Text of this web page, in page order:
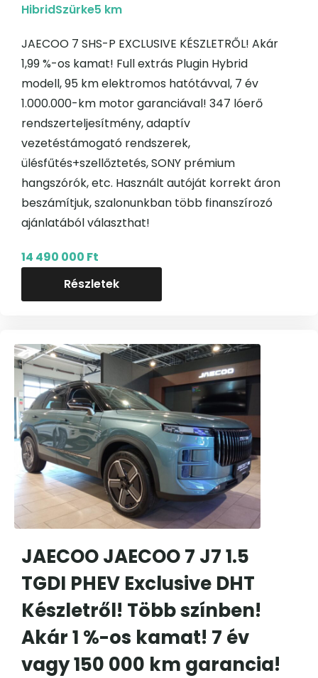
HibridSzürke5 km
JAECOO 7 SHS-P EXCLUSIVE KÉSZLETRŐL! Akár
1,99 %-os kamat! Full extrás Plugin Hybrid
modell, 95 km elektromos hatótávval, 7 év
1.000.000-km motor garanciával! 347 lóerő
rendszerteljesítmény, adaptív
vezetéstámogató rendszerek,
ülésfűtés+szellőztetés, SONY prémium
hangszórók, etc. Használt autóját korrekt áron
beszámítjuk, szalonunkban több finanszírozó
ajánlatából választhat!
Részletek
14 490 000 Ft
JAECOO JAECOO 7 J7 1.5
TGDI PHEV Exclusive DHT
Készletről! Több színben!
Akár 1 %-os kamat! 7 év
vagy 150 000 km garancia!